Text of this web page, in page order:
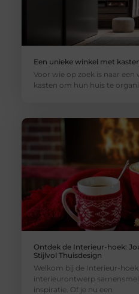
Een unieke winkel met
Voor wie op zoek is naar
kasten om hun huis te
Ontdek de Interieur-hoek:
Stijlvol Thuisdesign
Welkom bij de Interieur-
interieurontwerp
inspiratie. Of je nu een